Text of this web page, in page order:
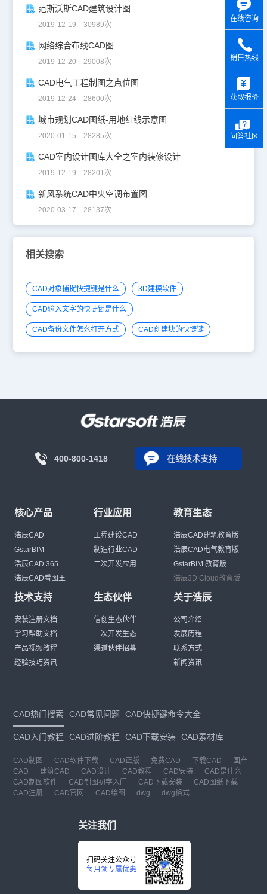
范斯沃斯CAD建筑设计图
2019-12-19 30989次
网络综合布线CAD图
2019-12-20 29008次
CAD电气工程制图之点位图
2019-12-24 28600次
城市规划CAD图纸-用地红线示意图
2020-01-15 28285次
CAD室内设计图库大全之室内装修设计
2019-12-19 28201次
新风系统CAD中央空调布置图
2020-03-17 28137次
相关搜索
CAD对象捕捉快捷键是什么 3D建模软件
CAD输入文字的快捷键是什么
CAD备份文件怎么打开方式 CAD创建块的快捷键
400-800-1418 在线技术支持
核心产品
浩辰CAD
GstarBIM
浩辰CAD 365
浩辰CAD看图王
行业应用
工程建设CAD
制造行业CAD
二次开发应用
教育生态
浩辰CAD建筑教育版
浩辰CAD电气教育版
GstarBIM 教育版
浩辰3D Cloud教育版
技术支持
安装注册文档
学习帮助文档
产品视频教程
经验技巧资讯
生态伙伴
信创生态伙伴
二次开发生态
渠道伙伴招募
关于浩辰
公司介绍
发展历程
联系方式
新闻资讯
CAD热门搜索 CAD常见问题 CAD快捷键命令大全
CAD入门教程 CAD进阶教程 CAD下载安装 CAD素材库
CAD制图 CAD软件下载 CAD正版 免费CAD 下载CAD
国产
CAD
建筑CAD CAD设计 CAD教程 CAD安装
CAD是什么
CAD制图软件
CAD制图初学入门 CAD下载安装
CAD图纸下载
CAD注册
CAD官网 CAD绘图 dwg dwg格式
关注我们
扫码关注公众号
每月领专属优惠
在线咨询
销售热线
获取报价
问答社区